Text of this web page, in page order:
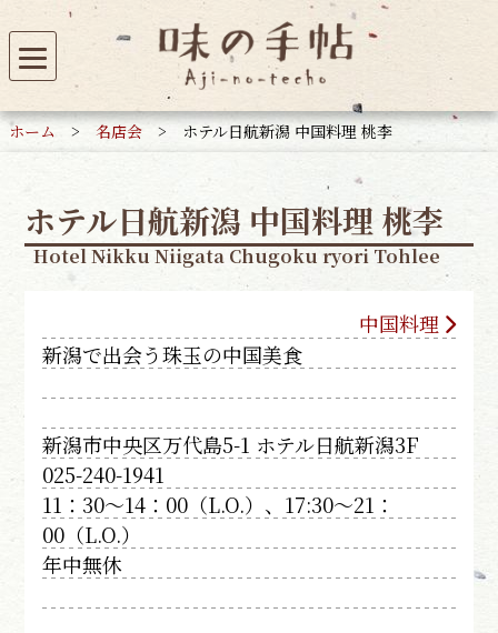
ホーム > 名店会 > ホテル日航新潟 中国料理 桃李
ホテル日航新潟 中国料理 桃李
Hotel Nikku Niigata Chugoku ryori Tohlee
中国料理
新潟で出会う珠玉の中国美食
新潟市中央区万代島5-1 ホテル日航新潟3F
025-240-1941
11：30〜14：00（L.O.）、17:30〜21：
00（L.O.）
年中無休